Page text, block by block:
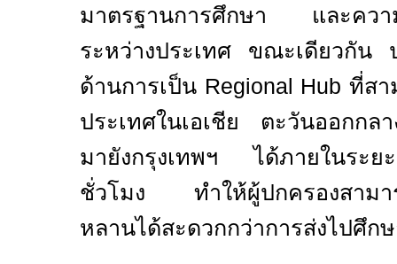
มาตรฐานการศึกษา และความ
ระหว่างประเทศ ขณะเดียวกัน
ด้านการเป็น Regional Hubที่สา
ประเทศในเอเชีย ตะวันออกกล
มายังกรุงเทพฯ ได้ภายในระย
ชั่วโมง ทำให้ผู้ปกครองสามาร
หลานได้สะดวกกว่าการส่งไปศึก